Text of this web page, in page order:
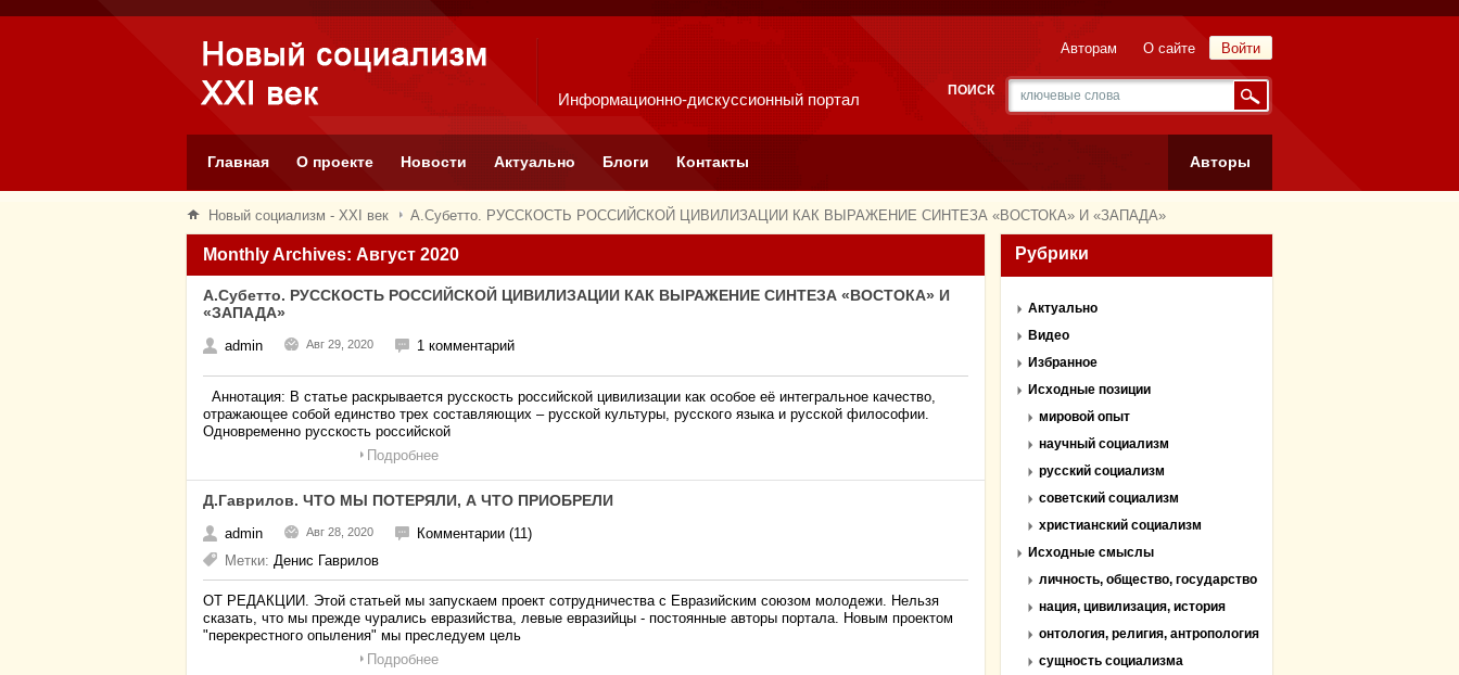
Информационно-дискуссионный портал
Войти
Авторам О сайте
ПОИСК
Главная О проекте Новости Актуально Блоги Контакты Авторы
Новый социализм - XXI век А.Субетто. РУССКОСТЬ РОССИЙСКОЙ ЦИВИЛИЗАЦИИ КАК ВЫРАЖЕНИЕ СИНТЕЗА «ВОСТОКА» И «ЗАПАДА»
Monthly Archives: Август 2020
А.Субетто. РУССКОСТЬ РОССИЙСКОЙ ЦИВИЛИЗАЦИИ КАК ВЫРАЖЕНИЕ СИНТЕЗА «ВОСТОКА» И
«ЗАПАДА»
admin Авг 29, 2020 1 комментарий
Аннотация: В статье раскрывается русскость российской цивилизации как особое её интегральное качество,
отражающее собой единство трех составляющих – русской культуры, русского языка и русской философии.
Одновременно русскость российской
Подробнее
Д.Гаврилов. ЧТО МЫ ПОТЕРЯЛИ, А ЧТО ПРИОБРЕЛИ
admin Авг 28, 2020
Комментарии (11)
Метки: Денис Гаврилов
ОТ РЕДАКЦИИ. Этой статьей мы запускаем проект сотрудничества с Евразийским союзом молодежи. Нельзя
сказать, что мы прежде чурались евразийства, левые евразийцы - постоянные авторы портала. Новым проектом
"перекрестного опыления" мы преследуем цель
Подробнее
Рубрики
Актуально
Видео
Избранное
Исходные позиции
мировой опыт
научный социализм
русский социализм
советский социализм
христианский социализм
Исходные смыслы
личность, общество, государство
нация, цивилизация, история
онтология, религия, антропология
сущность социализма